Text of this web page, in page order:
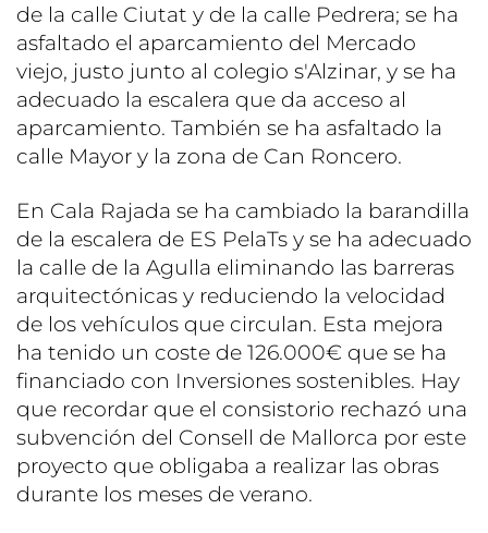
de la calle Ciutat y de la calle Pedrera; se ha
asfaltado el aparcamiento del Mercado
viejo, justo junto al colegio s'Alzinar, y se ha
adecuado la escalera que da acceso al
aparcamiento. También se ha asfaltado la
calle Mayor y la zona de Can Roncero.
En Cala Rajada se ha cambiado la barandilla
de la escalera de ES PelaTs y se ha adecuado
la calle de la Agulla eliminando las barreras
arquitectónicas y reduciendo la velocidad
de los vehículos que circulan. Esta mejora
ha tenido un coste de 126.000€ que se ha
financiado con Inversiones sostenibles. Hay
que recordar que el consistorio rechazó una
subvención del Consell de Mallorca por este
proyecto que obligaba a realizar las obras
durante los meses de verano.